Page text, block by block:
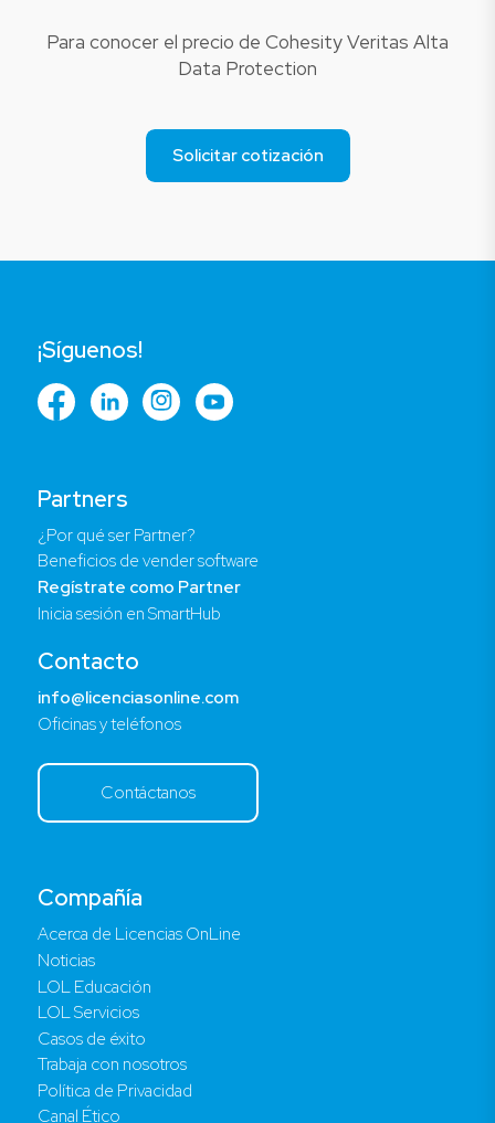
Para conocer el precio de Cohesity Veritas Alta
Data Protection
Solicitar cotización
Compañía
Acerca de Licencias OnLine
Noticias
LOL Educación
LOL Servicios
Casos de éxito
Trabaja con nosotros
Política de Privacidad
Canal Ético
Partners
¿Por qué ser Partner?
Beneficios de vender software
Regístrate como Partner
Inicia sesión en SmartHub
Contacto
info@licenciasonline.com
Oficinas y teléfonos
Contáctanos
¡Síguenos!